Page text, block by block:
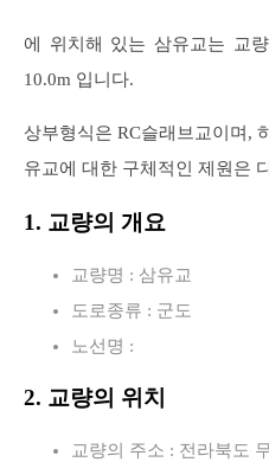
에 위치해 있는 삼유교는 교
10.0m 입니다.
상부형식은 RC슬래브교이며,
유교에 대한 구체적인 제원은
1. 교량의 개요
교량명 : 삼유교
도로종류 : 군도
노선명 :
2. 교량의 위치
교량의 주소 : 전라북도